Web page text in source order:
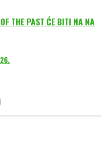
THE PAST ĆE BITI NA NA